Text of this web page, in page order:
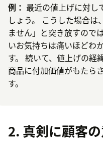
例： 最近の値上げに対し
しょう。 こうした場合は
ません」と突き放すので
いお気持ちは痛いほどわ
す。 続いて、値上げの経
商品に付加価値がもたら
す。
2. 真剣に顧客